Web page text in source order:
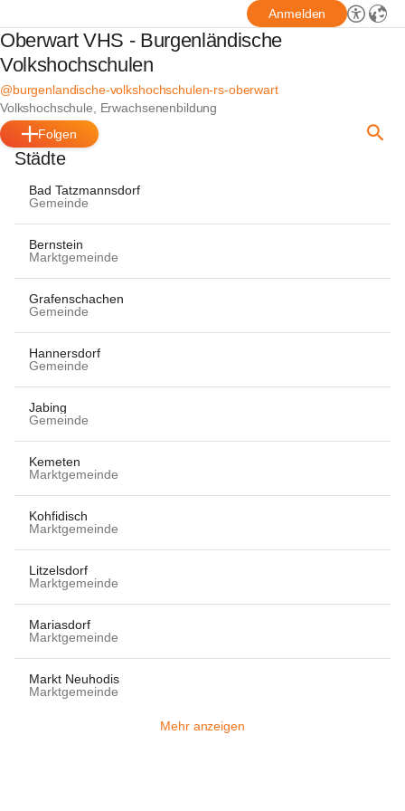
Anmelden
Oberwart VHS - Burgenländische
Volkshochschulen
@burgenlandische-volkshochschulen-rs-oberwart
Volkshochschule, Erwachsenenbildung
Folgen
Städte
Bad Tatzmannsdorf
Gemeinde
Bernstein
Marktgemeinde
Grafenschachen
Gemeinde
Hannersdorf
Gemeinde
Jabing
Gemeinde
Kemeten
Marktgemeinde
Kohfidisch
Marktgemeinde
Litzelsdorf
Marktgemeinde
Mariasdorf
Marktgemeinde
Markt Neuhodis
Marktgemeinde
Mehr anzeigen